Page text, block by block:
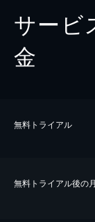
サービ
金
無料トライアル
無料トライアル後の